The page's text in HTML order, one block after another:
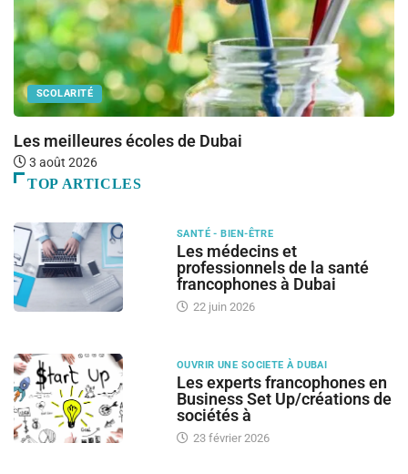
SCOLARITÉ
Les meilleures écoles de Dubai
3 août 2026
TOP ARTICLES
SANTÉ - BIEN-ÊTRE
Les médecins et
professionnels de la santé
francophones à Dubai
22 juin 2026
OUVRIR UNE SOCIETE À DUBAI
Les experts francophones en
Business Set Up/créations de
sociétés à
23 février 2026